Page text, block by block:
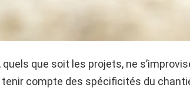
que soit les projets, ne
compte des spécificités du